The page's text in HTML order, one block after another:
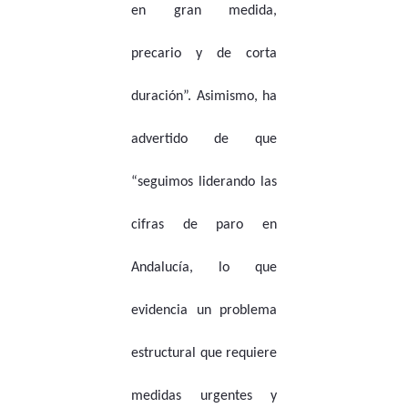
en gran medida,
precario y de corta
duración”. Asimismo, ha
advertido de que
“seguimos liderando las
cifras de paro en
Andalucía, lo que
evidencia un problema
estructural que requiere
medidas urgentes y